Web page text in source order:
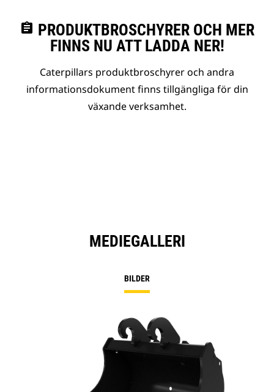
assignment PRODUKTBROSCHYRER OCH MER
FINNS NU ATT LADDA NER!
Caterpillars produktbroschyrer och andra
informationsdokument finns tillgängliga för din
växande verksamhet.
MEDIEGALLERI
BILDER